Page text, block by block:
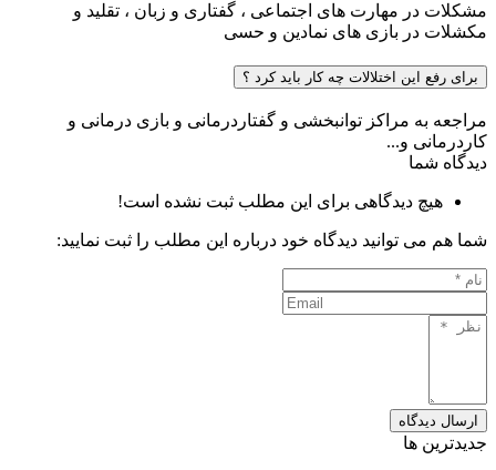
مشکلات در مهارت های اجتماعی ، گفتاری و زبان ، تقلید و
مکشلات در بازی های نمادین و حسی
برای رفع این اختلالات چه کار باید کرد ؟
مراجعه به مراکز توانبخشی و گفتاردرمانی و بازی درمانی و
کاردرمانی و...
دیدگاه شما
هیچ دیدگاهی برای این مطلب ثبت نشده است!
شما هم می توانید دیدگاه خود درباره این مطلب را ثبت نمایید:
ارسال دیدگاه
جدیدترین ها